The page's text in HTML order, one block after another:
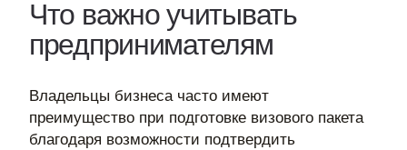
Что важно учитывать
предпринимателям
Владельцы бизнеса часто имеют
преимущество при подготовке визового пакета
благодаря возможности подтвердить